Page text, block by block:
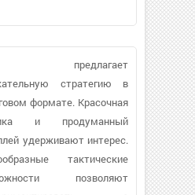
предлагает
стратегию в
формате. Красочная
и продуманный
удерживают интерес.
тактические
позволяют